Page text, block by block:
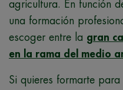
agricultura. En función
una formación
escoger entre la gran
en la rama del medio
Si quieres formarte